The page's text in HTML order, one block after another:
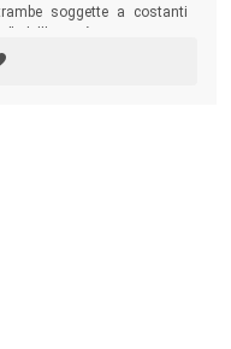
soggette a costanti
sociale e salvaguardia